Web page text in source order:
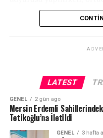
yerinde deneyimleme
yaşadığı dönemdeki
oyunun tasarımı
öğrencilerle
açıklamada, “Oyunun en
deneyim yoluyla keşfedip
ile geçmişten bugüne bağ
Metropolis Antik
LATEST
GENEL 2 gün ago
Mersin Erdemli
Tetikoğlu’na İletildi
GENEL 3 hafta